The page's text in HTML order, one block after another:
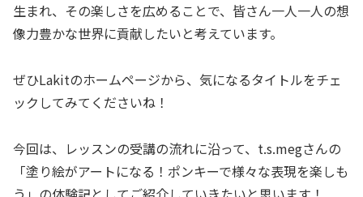
生まれ、その楽しさを広めることで、皆さん一人一人の想
像力豊かな世界に貢献したいと考えています。
ぜひLakitのホームページから、気になるタイトルをチェ
ックしてみてくださいね！
今回は、レッスンの受講の流れに沿って、t.s.megさんの
「塗り絵がアートになる！ポンキーで様々な表現を楽しも